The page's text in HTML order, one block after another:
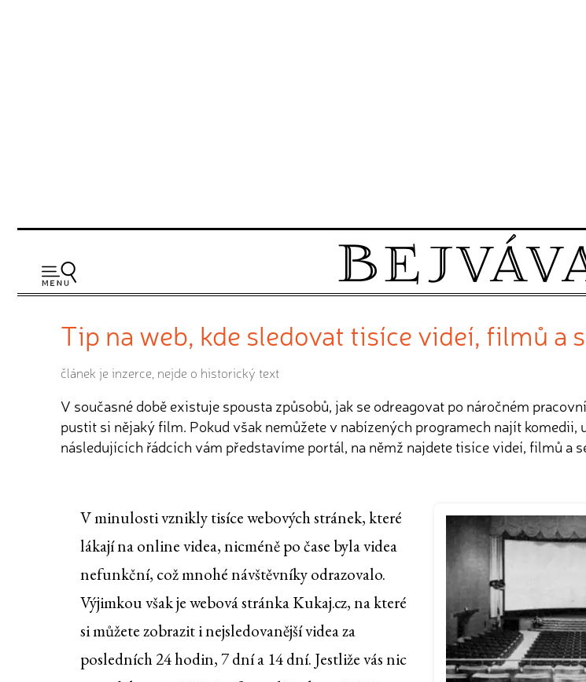
Tip na web, kde sledovat tisíce videí, filmů a
článek je inzerce, nejde o historický text
V současné době existuje spousta způsobů, jak se odreagovat po náročném
pustit si nějaký film. Pokud však nemůžete v nabízených programech najít
následujících řádcích vám představíme portál, na němž najdete tisíce videí, filmů a
V minulosti vznikly tisíce webových stránek, které
lákají na online videa, nicméně po čase byla videa
nefunkční, což mnohé návštěvníky odrazovalo.
Výjimkou však je webová stránka Kukaj.cz, na které
si můžete zobrazit i nejsledovanější videa za
posledních 24 hodin, 7 dní a 14 dní. Jestliže vás nic